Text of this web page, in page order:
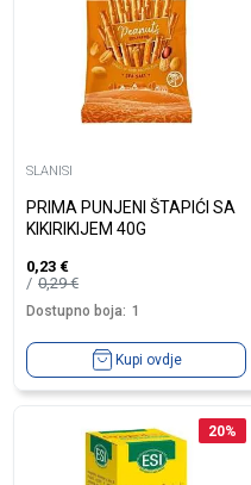
SLANISI
PRIMA PUNJENI ŠTAPIĆI SA
KIKIRIKIJEM 40G
0,23 €
0,29€
Dostupno boja: 1
Kupi ovdje
20%